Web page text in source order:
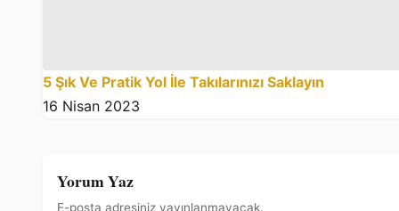
5 Şık Ve Pratik Yol İle Takılarınızı Saklayın
16 Nisan 2023
Yorum Yaz
E-posta adresiniz yayınlanmayacak.